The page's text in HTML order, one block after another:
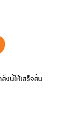
งนี้ให้เสร็จสิ้น